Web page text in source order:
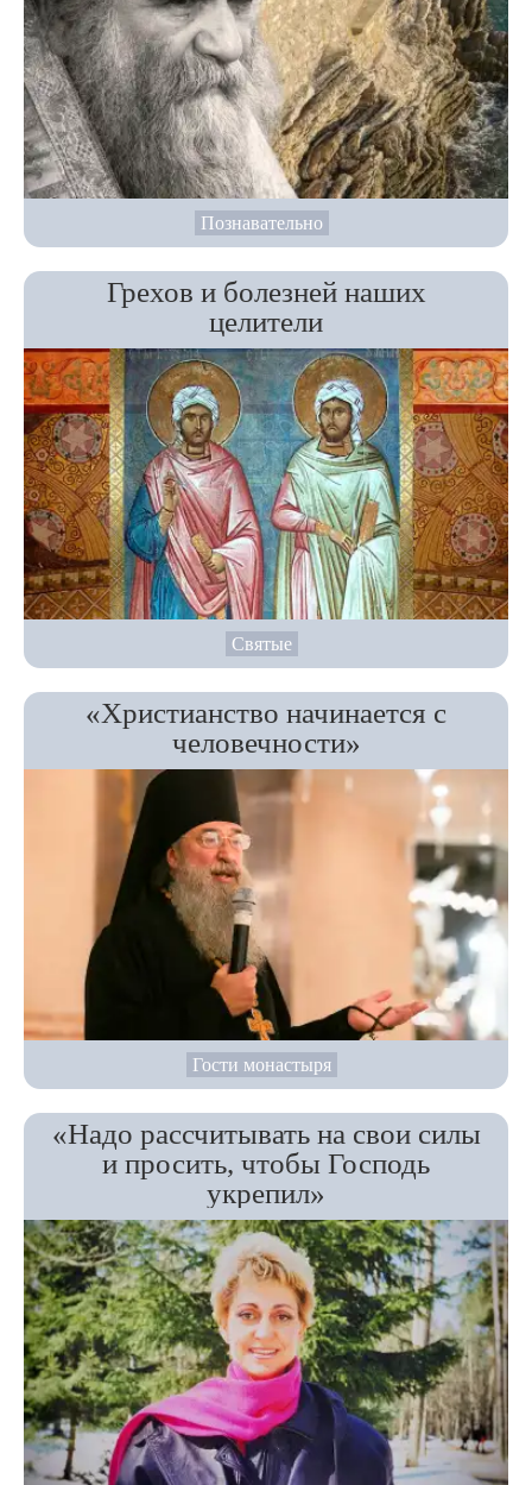
Познавательно
Грехов и болезней наших
целители
Святые
«Христианство начинается с
человечности»
Гости монастыря
«Надо рассчитывать на свои силы
и просить, чтобы Господь
укрепил»